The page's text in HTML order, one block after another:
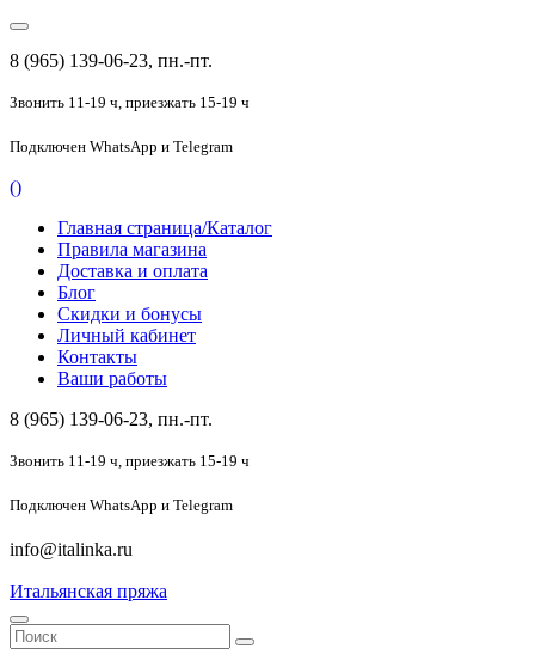
8 (965) 139-06-23, пн.-пт.
Звонить 11-19 ч, приезжать 15-19 ч
Подключен WhatsApp и Telegram
()
Главная страница/Каталог
Правила магазина
Доставка и оплата
Блог
Скидки и бонусы
Личный кабинет
Контакты
Ваши работы
8 (965) 139-06-23, пн.-пт.
Звонить 11-19 ч, приезжать 15-19 ч
Подключен WhatsApp и Telegram
info@italinka.ru
Итальянская пряжа